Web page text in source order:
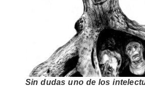
Sin dudas uno de los